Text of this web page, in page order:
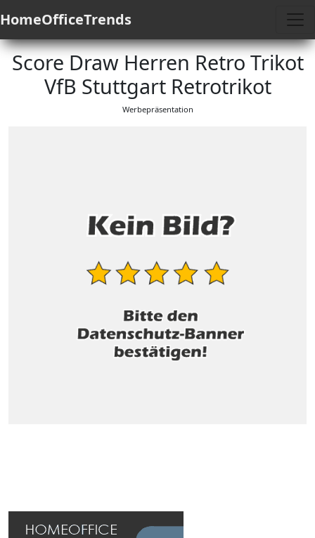
HomeOfficeTrends
Score Draw Herren Retro Trikot
VfB Stuttgart Retrotrikot
Werbepräsentation